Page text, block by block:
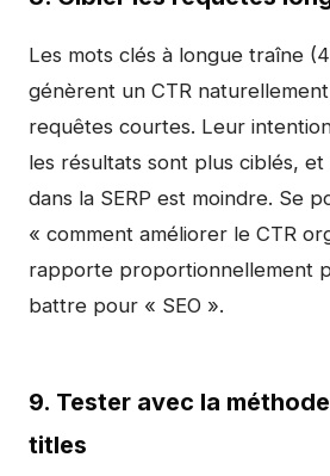
Les mots clés à longue traîne
génèrent un CTR
requêtes courtes. Leur
les résultats sont plus ciblés,
dans la SERP est moindre. Se
« comment améliorer le CTR
rapporte proportionnellement
battre pour « SEO ».
9. Tester avec la
titles